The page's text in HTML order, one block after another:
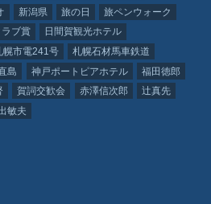
新潟県 旅の日
旅ペンウォーク
ブ賞
日間賀観光ホテル
幌市電241号
札幌石材馬車鉄道
島 神戸ポートピアホテル
福田徳郎
賀詞交歓会 赤澤信次郎
辻真先
敏夫